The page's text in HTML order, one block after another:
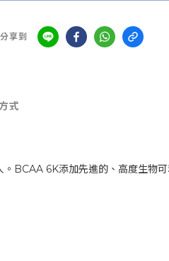
分享到
式
BCAA 6K添加先進的、高度生物